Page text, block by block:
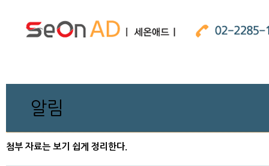
알림
첨부 자료는 보기 쉽게 정리한다.